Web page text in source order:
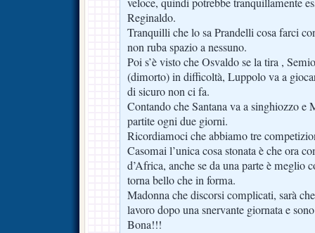
Reginaldo.
Tranquilli che lo sa Prandelli cosa farci
non ruba spazio a nessuno.
Poi s’è visto che Osvaldo se la tira ,
(dimorto) in difficoltà, Luppolo va a
di sicuro non ci fa.
Contando che Santana va a singhiozzo e
partite ogni due giorni.
Ricordiamoci che abbiamo tre
Casomai l’unica cosa stonata è che ora
d’Africa, anche se da una parte è meglio
torna bello che in forma.
Madonna che discorsi complicati, sarà
lavoro dopo una snervante giornata e
Bona!!!